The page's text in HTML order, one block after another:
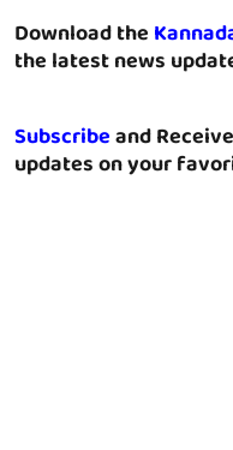
Download the
the latest news
Subscribeand
updates on your